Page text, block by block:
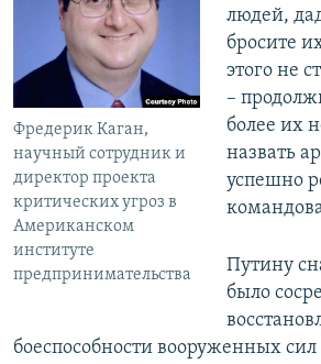
Фредерик Каган,
научный сотрудник и
директор проекта
критических угроз в
Американском
институте
предпринимательства
людей,
бросите
этого не
–
более их
назвать
успешно
Путину
было
боеспособности вооруженных сил